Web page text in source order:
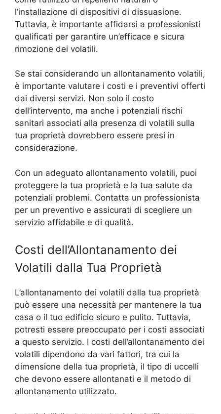
l’installazione di dispositivi di dissuasione.
Tuttavia, è importante affidarsi a professionisti
qualificati per garantire un’efficace e sicura
rimozione dei volatili.
Se stai considerando un allontanamento volatili,
è importante valutare i costi e i preventivi offerti
dai diversi servizi. Non solo il costo
dell’intervento, ma anche i potenziali rischi
sanitari associati alla presenza di volatili sulla
tua proprietà dovrebbero essere presi in
considerazione.
Con un adeguato allontanamento volatili, puoi
proteggere la tua proprietà e la tua salute da
potenziali problemi. Contatta un professionista
per un preventivo e assicurati di scegliere un
servizio affidabile e di qualità.
Costi dell’Allontanamento dei
Volatili dalla Tua Proprietà
L’allontanamento dei volatili dalla tua proprietà
può essere una necessità per mantenere la tua
casa o il tuo edificio sicuro e pulito. Tuttavia,
potresti essere preoccupato per i costi associati
a questo servizio. I costi dell’allontanamento dei
volatili dipendono da vari fattori, tra cui la
dimensione della tua proprietà, il tipo di uccelli
che devono essere allontanati e il metodo di
allontanamento utilizzato.